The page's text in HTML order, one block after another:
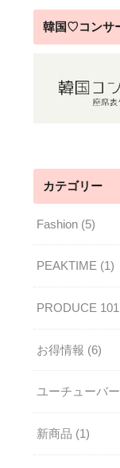
韓国♡コンサ
カテゴリー
Fashion (5)
PEAKTIME (1)
PRODUCE
お得情報 (6)
ユーチューバー
新商品 (1)